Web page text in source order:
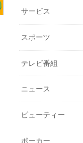
サービス
スポーツ
テレビ番組
ニュース
ビューティー
ポーカー